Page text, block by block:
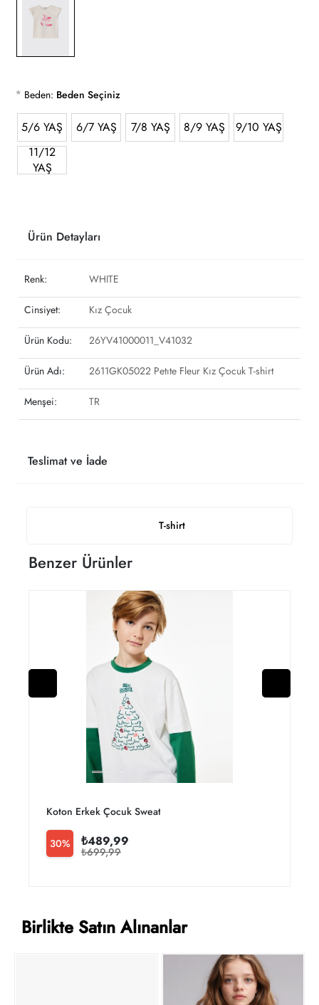
* Beden: Beden Seçiniz
5/6 YAŞ 6/7 YAŞ 7/8 YAŞ 8/9 YAŞ
9/10 YAŞ
11/12
YAŞ
T-shirt
Ürün Detayları
Renk: WHITE
Cinsiyet: Kız Çocuk
Ürün Kodu: 26YV41000011_V41032
Ürün Adı: 2611GK05022 Petıte Fleur Kız Çocuk T-shirt
Menşei: TR
Teslimat ve İade
Benzer Ürünler
Koton Erkek Çocuk Sweat 6wkb10618tk
30% ₺489,99
₺699,99
Birlikte Satın Alınanlar